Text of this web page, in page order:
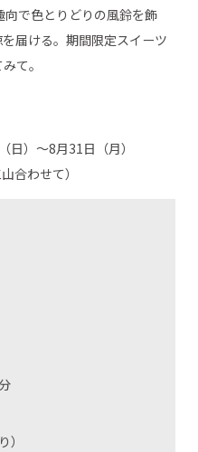
で色とりどりの風鈴を飾
届ける。期間限定スイーツ
て。
日）～8月31日（月）
合わせて）